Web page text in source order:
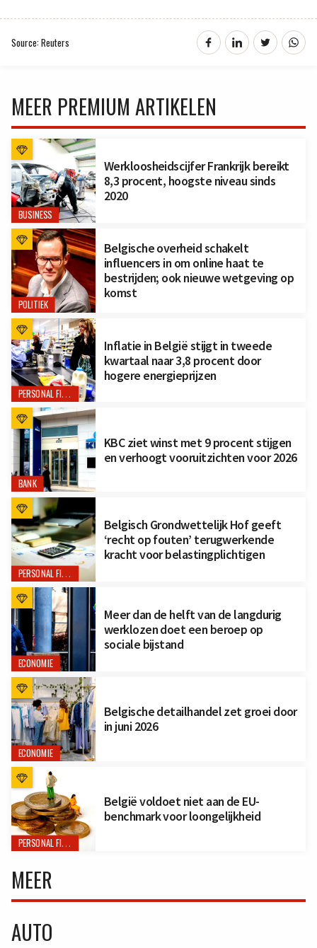
Source: Reuters
MEER PREMIUM ARTIKELEN
BUSINESS
Werkloosheidscijfer Frankrijk bereikt
8,3 procent, hoogste niveau sinds
2020
POLITIEK
Belgische overheid schakelt
influencers in om online haat te
bestrijden; ook nieuwe wetgeving op
komst
PERSONAL FINANCE
Inflatie in België stijgt in tweede
kwartaal naar 3,8 procent door
hogere energieprijzen
BANK
KBC ziet winst met 9 procent stijgen
en verhoogt vooruitzichten voor 2026
PERSONAL FINANCE
Belgisch Grondwettelijk Hof geeft
‘recht op fouten’ terugwerkende
kracht voor belastingplichtigen
ECONOMIE
Meer dan de helft van de langdurig
werklozen doet een beroep op
sociale bijstand
ECONOMIE
Belgische detailhandel zet groei door
in juni 2026
PERSONAL FINANCE
België voldoet niet aan de EU-
benchmark voor loongelijkheid
MEER
AUTO